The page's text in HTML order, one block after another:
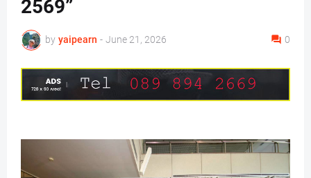
2569”
by yaipearn - June 21, 2026 0